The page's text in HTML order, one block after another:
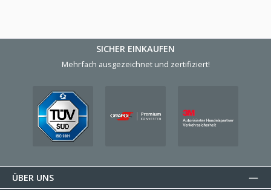
SICHER EINKAUFEN
Mehrfach ausgezeichnet und zertifiziert!
ÜBER UNS